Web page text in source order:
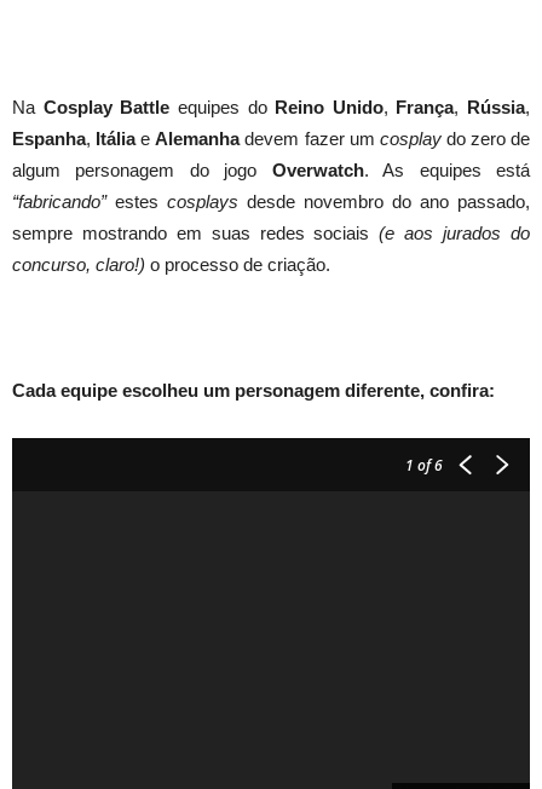
Na Cosplay Battle equipes do Reino Unido, França, Rússia,
Espanha, ItáliaeAlemanhadevem fazer um cosplaydo zero de
algum personagem do jogo Overwatch. As equipes está
“fabricando”estes cosplays desde novembro do ano passado,
sempre mostrando em suas redes sociais(e aos jurados do
concurso, claro!) o processo de criação.
Cada equipe escolheu um personagem diferente, confira:
1 of 6